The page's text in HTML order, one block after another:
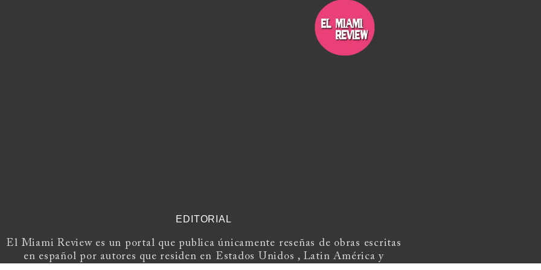
EDITORIAL
El Miami Review es un portal que publica únicamente reseñas de obras escritas
en español por autores que residen en Estados Unidos , Latin América y